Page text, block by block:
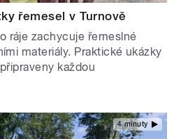
řemesel v Turnově
ráje zachycuje řemeslné
materiály. Praktické ukázky
každou
4 minuty